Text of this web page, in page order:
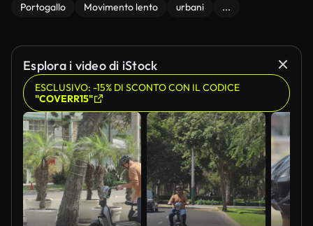
Portogallo Movimento lento urbani ...
Esplora i video di iStock
ESCLUSIVO: -15% DI SCONTO CON IL CODICE
"COVERR15"